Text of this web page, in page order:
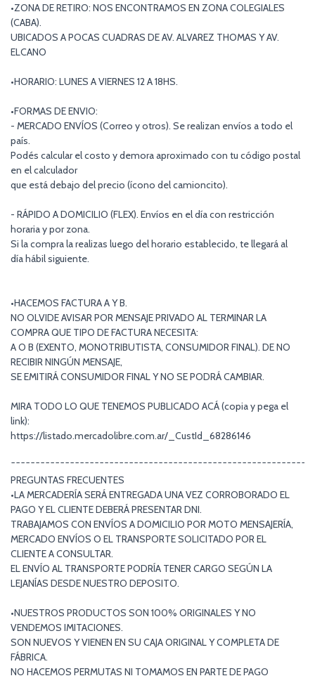
•ZONA DE RETIRO: NOS ENCONTRAMOS EN ZONA COLEGIALES
(CABA).
UBICADOS A POCAS CUADRAS DE AV. ALVAREZ THOMAS Y AV.
ELCANO
•HORARIO: LUNES A VIERNES 12 A 18HS.
•FORMAS DE ENVIO:
- MERCADO ENVÍOS (Correo y otros). Se realizan envíos a todo el
país.
Podés calcular el costo y demora aproximado con tu código postal
en el calculador
que está debajo del precio (ícono del camioncito).
- RÁPIDO A DOMICILIO (FLEX). Envíos en el día con restricción
horaria y por zona.
Si la compra la realizas luego del horario establecido, te llegará al
día hábil siguiente.
•HACEMOS FACTURA A Y B.
NO OLVIDE AVISAR POR MENSAJE PRIVADO AL TERMINAR LA
COMPRA QUE TIPO DE FACTURA NECESITA:
A O B (EXENTO, MONOTRIBUTISTA, CONSUMIDOR FINAL). DE NO
RECIBIR NINGÚN MENSAJE,
SE EMITIRÁ CONSUMIDOR FINAL Y NO SE PODRÁ CAMBIAR.
MIRA TODO LO QUE TENEMOS PUBLICADO ACÁ (copia y pega el
link):
https://listado.mercadolibre.com.ar/_CustId_68286146
PREGUNTAS FRECUENTES
•LA MERCADERÍA SERÁ ENTREGADA UNA VEZ CORROBORADO EL
PAGO Y EL CLIENTE DEBERÁ PRESENTAR DNI.
TRABAJAMOS CON ENVÍOS A DOMICILIO POR MOTO MENSAJERÍA,
MERCADO ENVÍOS O EL TRANSPORTE SOLICITADO POR EL
CLIENTE A CONSULTAR.
EL ENVÍO AL TRANSPORTE PODRÍA TENER CARGO SEGÚN LA
LEJANÍAS DESDE NUESTRO DEPOSITO.
•NUESTROS PRODUCTOS SON 100% ORIGINALES Y NO
VENDEMOS IMITACIONES.
SON NUEVOS Y VIENEN EN SU CAJA ORIGINAL Y COMPLETA DE
FÁBRICA.
NO HACEMOS PERMUTAS NI TOMAMOS EN PARTE DE PAGO